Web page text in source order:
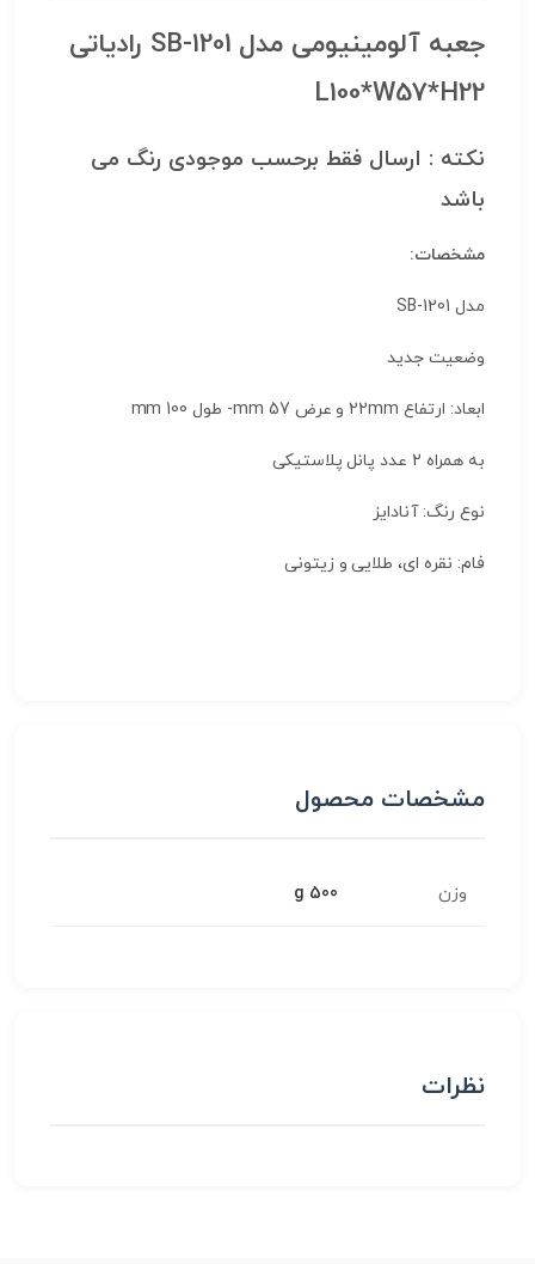
جعبه آلومینیومی مدل SB-1201 رادیاتی
L100*W57*H22
نکته : ارسال فقط برحسب موجودی رنگ می
باشد
مشخصات:
مدل SB-1201
وضعیتجدید
ابعاد: ارتفاع 22mm و عرض 57 mm- طول 100 mm
به همراه 2 عدد پانل پلاستیکی
نوع رنگ: آنادایز
فام: نقره ای، طلایی و زیتونی
مشخصات محصول
وزن 500 g
نظرات